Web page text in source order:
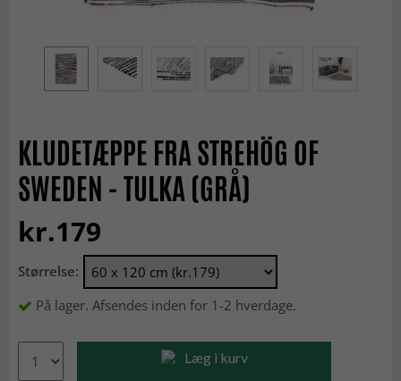
KLUDETÆPPE FRA STREHÖG OF
SWEDEN - TULKA (GRÅ)
kr.179
Størrelse:
På lager. Afsendes inden for 1-2 hverdage.
Læg i kurv